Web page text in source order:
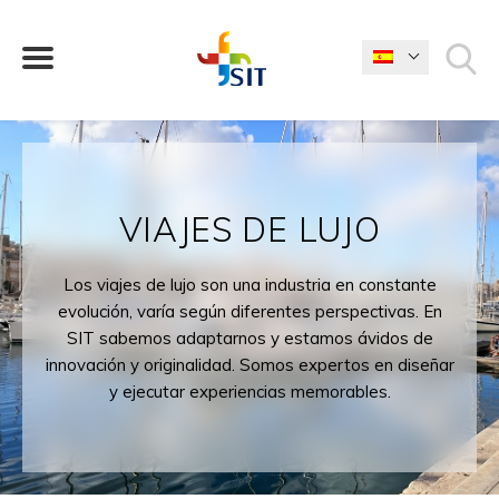
VIAJES DE LUJO
Los viajes de lujo son una industria en constante
evolución, varía según diferentes perspectivas. En
SIT sabemos adaptarnos y estamos ávidos de
innovación y originalidad. Somos expertos en diseñar
y ejecutar experiencias memorables.